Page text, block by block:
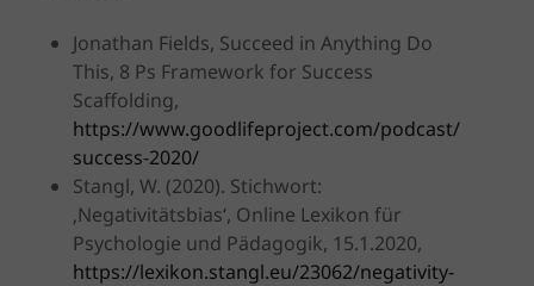
Jonathan Fields, Succeed in Anything Do
This, 8 Ps Framework for Success
Scaffolding,
https://www.goodlifeproject.com/podcast/
success-2020/
Stangl, W. (2020). Stichwort:
‚Negativitätsbias‘, Online Lexikon für
Psychologie und Pädagogik, 15.1.2020,
https://lexikon.stangl.eu/23062/negativity-